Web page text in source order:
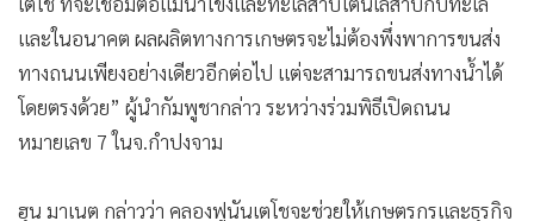
เกม
วิทยาศาสตร์
•
SMEs
• หุ้น
• กองทุนรวม
ว่าการก่อสร้างคลองฟูนันเตโชกำลังคืบหน้าไปตามแผน เพื่อ